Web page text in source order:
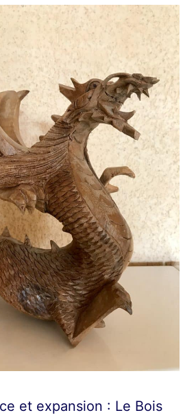
et expansion : Le Bois